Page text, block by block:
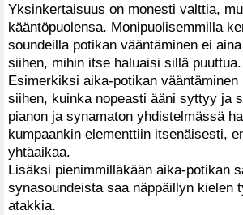
Yksinkertaisuus on monesti valttia,
kääntöpuolensa. Monipuolisemmilla
soundeilla potikan vääntäminen ei
siihen, mihin itse haluaisi sillä puuttua.
Esimerkiksi aika-potikan
siihen, kuinka nopeasti ääni syttyy ja
pianon ja synamaton yhdistelmässä
kumpaankin elementtiin itsenäisesti,
yhtäaikaa.
Lisäksi pienimmilläkään aika-potikan
synasoundeista saa näppäillyn kielen
atakkia.